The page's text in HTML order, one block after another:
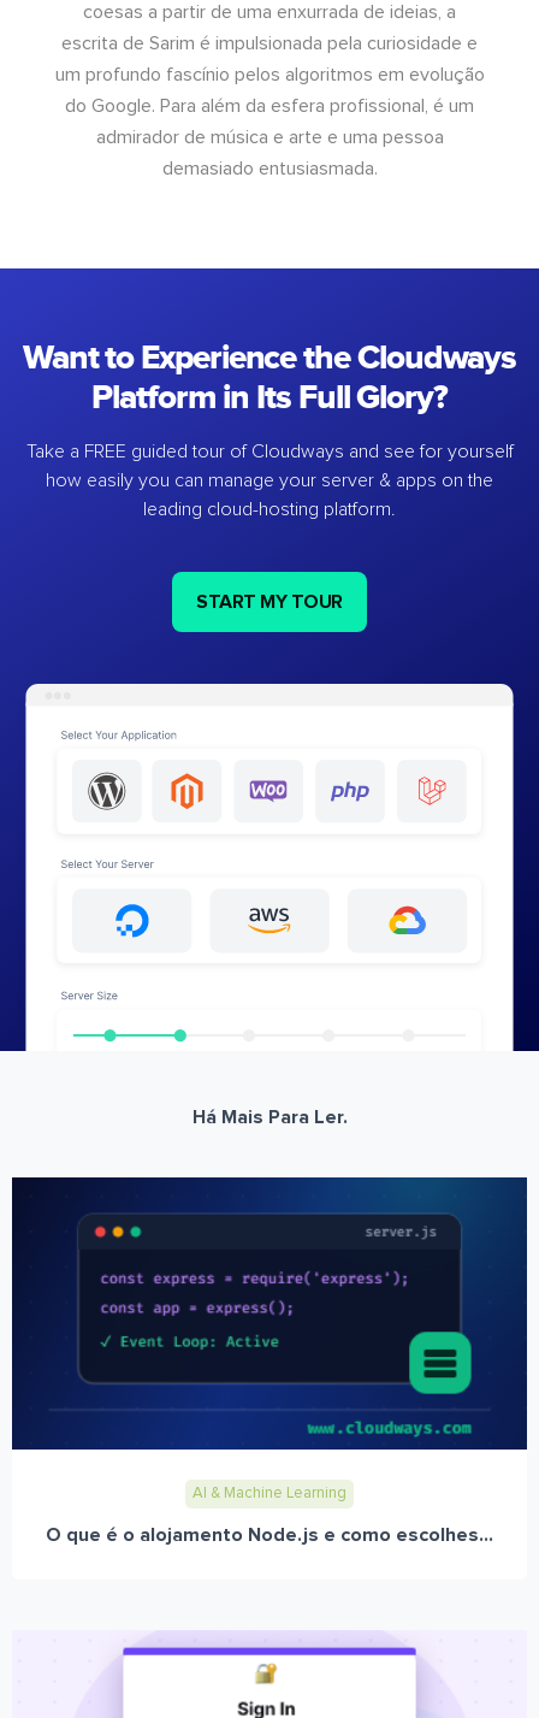
coesas a partir de uma enxurrada de ideias, a
escrita de Sarim é impulsionada pela curiosidade e
um profundo fascínio pelos algoritmos em evolução
do Google. Para além da esfera profissional, é um
admirador de música e arte e uma pessoa
demasiado entusiasmada.
Want to Experience the Cloudways
Platform in Its Full Glory?
Take a FREE guided tour of Cloudways and see for yourself
how easily you can manage your server & apps on the
leading cloud-hosting platform.
START MY TOUR
Há Mais Para Ler.
AI & Machine Learning
O que é o alojamento Node.js e como escolhes...